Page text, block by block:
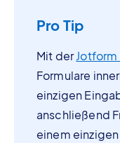
Pro Tip
Mit derJotform
Formulare
einzigen
anschließend
einem